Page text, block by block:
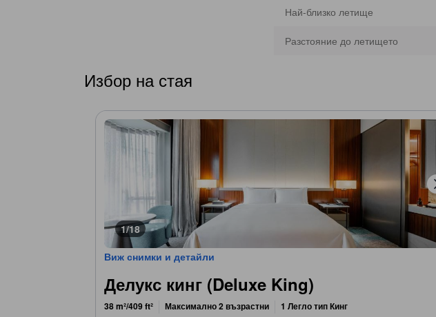
Най-близко летище
Разстояние до летището
Избор на стая
1/18
Виж снимки и детайли
Делукс кинг (Deluxe King)
38 m²/409 ft² Максимално 2 възрастни 1 Легло тип Кинг